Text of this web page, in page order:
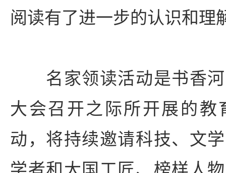
阅读有了进一步的认识和理
名家领读活动是书香河
大会召开之际所开展的教
动，将持续邀请科技、文